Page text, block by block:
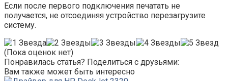
Если после первого подключения печатать не
получается, не отсоединяя устройство перезагрузите
систему.
(Пока оценок нет)
Понравилась статья? Поделиться с друзьями:
Вам также может быть интересно